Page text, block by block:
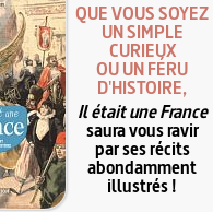
QUE VOUS SOYEZ
UN SIMPLE
CURIEUX
OU UN FÉRU
D'HISTOIRE,
Il était une France
saura vous ravir
par ses récits
abondamment
illustrés !